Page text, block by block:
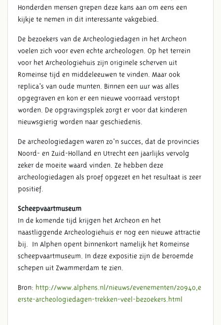
EERSTE ARCHEOLOGIEDAGEN
Honderden mensen grepen deze kans aan om eens een
kijkje te nemen in dit interessante vakgebied.
De bezoekers van de Archeologiedagen in het Archeon
voelen zich voor even echte archeologen. Op het terrein
voor het Archeologiehuis zijn originele scherven uit
Romeinse tijd en middeleeuwen te vinden. Maar ook
replica’s van oude munten. Binnen een uur was alles
opgegraven en kon er een nieuwe voorraad verstopt
worden. De opgravingsplek zorgt er voor dat kinderen
nieuwsgierig worden naar geschiedenis.
De archeologiedagen waren zo'n succes, dat de provincies
Noord- en Zuid-Holland en Utrecht een jaarlijks vervolg
zeker de moeite waard vinden. Ze hebben deze
archeologiedagen als proef opgezet en het resultaat is zeer
positief.
Scheepvaartmuseum
In de komende tijd krijgen het Archeon en het
naastliggende Archeologiehuis er nog een nieuwe attractie
bij. In Alphen opent binnenkort namelijk het Romeinse
scheepvaartmuseum. In deze expositie zijn de beroemde
schepen uit Zwammerdam te zien.
Bron: http://www.alphens.nl/nieuws/evenementen/20940,e
erste-archeologiedagen-trekken-veel-bezoekers.html